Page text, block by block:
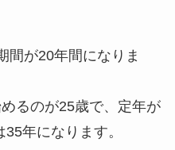
間が20年間になりま
るのが25歳で、定年が
年になります。